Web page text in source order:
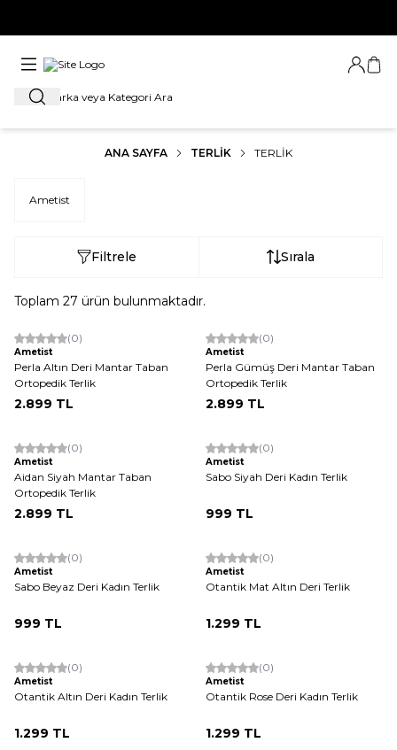
Ara
Giriş
ANA SAYFA TERLİK TERLIK
Ametist
Filtrele Sırala
Toplam 27 ürün bulunmaktadır.
Yeni (0)
Ametist
Perla Altın Deri Mantar Taban
Ortopedik Terlik
2.899 TL
Yeni (0)
Ametist
Perla Gümüş Deri Mantar Taban
Ortopedik Terlik
2.899 TL
Yeni (0)
Ametist
Aidan Siyah Mantar Taban
Ortopedik Terlik
2.899 TL
Yeni (0)
Ametist
Sabo Siyah Deri Kadın Terlik
999 TL
Yeni (0)
Ametist
Sabo Beyaz Deri Kadın Terlik
999 TL
Yeni (0)
Ametist
Otantik Mat Altın Deri Terlik
1.299 TL
Yeni (0)
Ametist
Otantik Altın Deri Kadın Terlik
1.299 TL
Yeni (0)
Ametist
Otantik Rose Deri Kadın Terlik
1.299 TL